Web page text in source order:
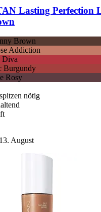
Lasting Perfection
Brown
Addiction
Diva
Burgundy
Rosy
nötig
August